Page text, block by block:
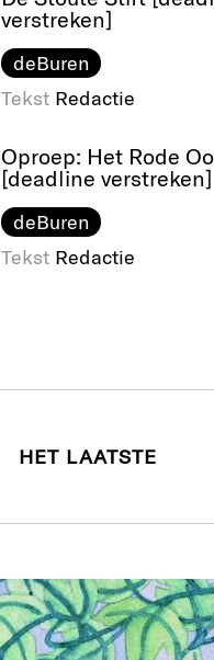
verstreken]
deBuren
Tekst Redactie
Oproep: Het Rode
[deadline verstreken]
deBuren
Tekst Redactie
HET LAATSTE